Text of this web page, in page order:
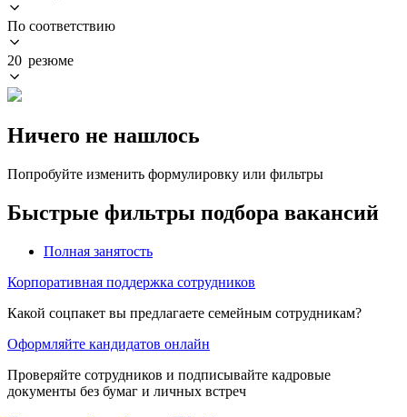
По соответствию
20 резюме
Ничего не нашлось
Попробуйте изменить формулировку или фильтры
Быстрые фильтры подбора вакансий
Полная занятость
Корпоративная поддержка сотрудников
Какой соцпакет вы предлагаете семейным сотрудникам?
Оформляйте кандидатов онлайн
Проверяйте сотрудников и подписывайте кадровые
документы без бумаг и личных встреч